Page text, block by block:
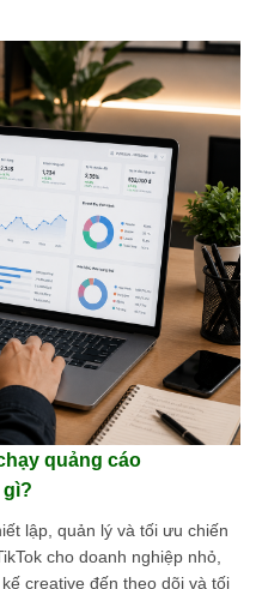
quảng cáo
gì?
lập, quản lý và tối ưu chiến
cho doanh nghiệp nhỏ,
creative đến theo dõi và tối